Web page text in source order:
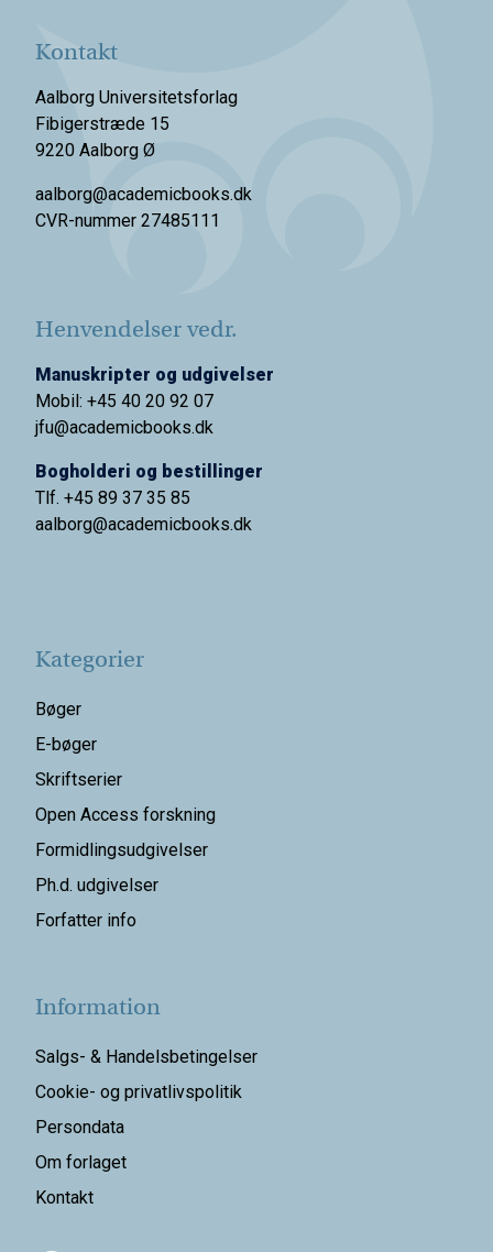
Kontakt
Aalborg Universitetsforlag
Fibigerstræde 15
9220 Aalborg Ø
aalborg@academicbooks.dk
CVR-nummer 27485111
Henvendelser vedr.
Manuskripter og udgivelser
Mobil: +45 40 20 92 07
jfu@academicbooks.dk
Bogholderi og bestillinger
Tlf. +45 89 37 35 85
aalborg@academicbooks.dk
Kategorier
Bøger
E-bøger
Skriftserier
Open Access forskning
Formidlingsudgivelser
Ph.d. udgivelser
Forfatter info
Information
Salgs- & Handelsbetingelser
Cookie- og privatlivspolitik
Persondata
Om forlaget
Kontakt